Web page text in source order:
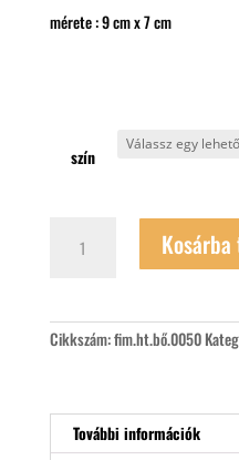
mérete : 9 cm x 7 cm
szín
pénztárca
Kosárba
Cikkszám:fim.ht.bő.0050
További információk